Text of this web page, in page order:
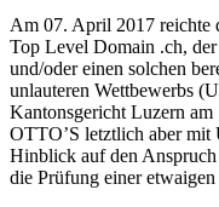
Am 07. April 2017 reichte
Top Level Domain .ch,
und/oder einen solchen
unlauteren Wettbewerbs
Kantonsgericht Luzern am
OTTO’S letztlich aber mit
Hinblick auf den
die Prüfung einer